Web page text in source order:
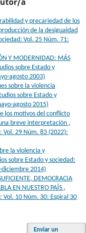
y precariedad de los
de la desigualdad
Vol. 25 Núm. 71:
Y MODERNIDAD: MÁS
sobre Estado y
agosto 2003)
sobre la violencia
sobre Estado y
agosto 2015)
los motivos del conflicto
breve interpretación ,
Vol. 29 Núm. 83 (2022):
la violencia y
sobre Estado y sociedad:
2014)
DEMOCRACIA
EN NUESTRO PAÍS ,
Vol. 10 Núm. 30: Espiral 30
Enviar un